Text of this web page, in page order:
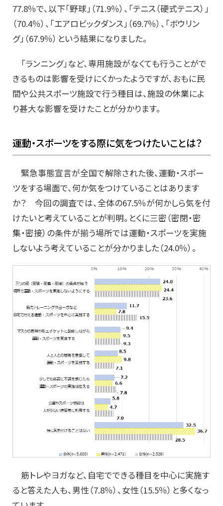
77.8％で、以下「野球」（71.9％）、「テニス（硬式テニス）」
（70.4％）、「エアロビックダンス」（69.7％）、「ボウリン
グ」（67.9％）という結果になりました。
「ランニング」など、専用施設がなくても行うことがで
きるものは影響を受けにくかったようですが、おもに民
間や公共スポーツ施設で行う種目は、施設の休業によ
り甚大な影響を受けたことが分かります。
運動・スポーツをする際に気をつけたいことは？
緊急事態宣言が全国で解除された後、運動・スポー
ツをする場面で、何か気をつけていることはあります
か？ 今回の調査では、全体の67.5％が何かしら気を付
けたいと考えていることが判明。とくに三密（密閉・密
集・密接）の条件が揃う場所では運動・スポーツを実施
しないよう考えていることが分かりました（24.0％）。
筋トレやヨガなど、自宅でできる種目を中心に実施す
ると答えた人も、男性（7.8％）、女性（15.5％）と多くなっ